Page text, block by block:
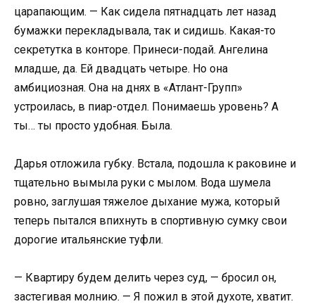
царапающим. — Как сидела пятнадцать лет назад
бумажки перекладывала, так и сидишь. Какая-то
секретутка в конторе. Принеси-подай. Ангелина
младше, да. Ей двадцать четыре. Но она
амбициозная. Она на днях в «Атлант-Групп»
устроилась, в пиар-отдел. Понимаешь уровень? А
ты… ты просто удобная. Была.
Дарья отложила губку. Встала, подошла к раковине и
тщательно вымыла руки с мылом. Вода шумела
ровно, заглушая тяжелое дыхание мужа, который
теперь пытался впихнуть в спортивную сумку свои
дорогие итальянские туфли.
— Квартиру будем делить через суд, — бросил он,
застегивая молнию. — Я пожил в этой духоте, хватит.